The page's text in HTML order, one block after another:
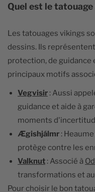
Quel est le
Les tatouages vikings
dessins. Ils
protection, de guidance
principaux motifs
Vegvisir : Aussi
guidance et aide à
moments
Ægishjálmr :
protège contre les
Valknut : Associé à
transformations et
Pour choisir le bon